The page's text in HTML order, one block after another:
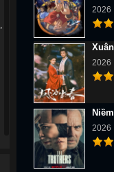
2026
2026
2026